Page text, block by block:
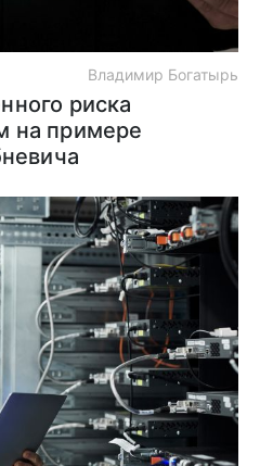
Владимир Богатырь
риска
на примере